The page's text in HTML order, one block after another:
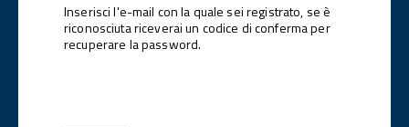
Inserisci l'e-mail con la quale sei registrato, se è
riconosciuta riceverai un codice di conferma per
recuperare la password.